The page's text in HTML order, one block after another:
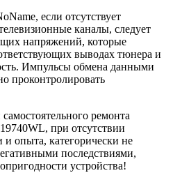
если отсутствует
каналы, следует
напряжений, которые
выводах тюнера и
Импульсы обмена данными
проконтролировать
ремонта
при отсутствии
опыта, категорически не
последствиями,
устройства!